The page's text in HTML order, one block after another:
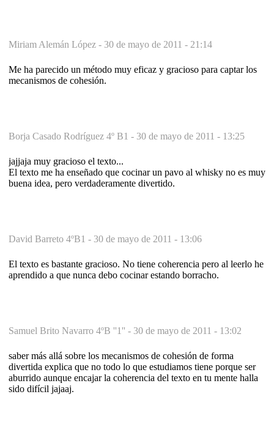
Miriam Alemán López - 30 de mayo de 2011 - 21:14
Me ha parecido un método muy eficaz y gracioso para captar los
mecanismos de cohesión.
Borja Casado Rodríguez 4º B1 - 30 de mayo de 2011 - 13:25
jajjaja muy gracioso el texto...
El texto me ha enseñado que cocinar un pavo al whisky no es muy
buena idea, pero verdaderamente divertido.
David Barreto 4ºB1 - 30 de mayo de 2011 - 13:06
El texto es bastante gracioso. No tiene coherencia pero al leerlo he
aprendido a que nunca debo cocinar estando borracho.
Samuel Brito Navarro 4ºB ''1'' - 30 de mayo de 2011 - 13:02
saber más allá sobre los mecanismos de cohesión de forma
divertida explica que no todo lo que estudiamos tiene porque ser
aburrido aunque encajar la coherencia del texto en tu mente halla
sido difícil jajaaj.